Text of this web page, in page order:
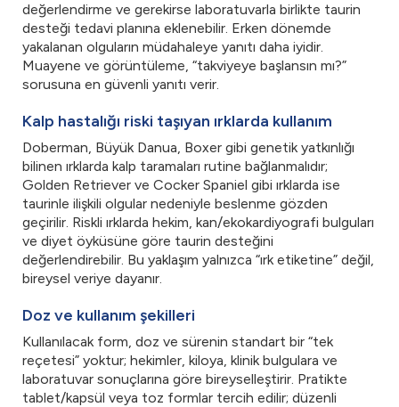
değerlendirme ve gerekirse laboratuvarla birlikte taurin
desteği tedavi planına eklenebilir. Erken dönemde
yakalanan olguların müdahaleye yanıtı daha iyidir.
Muayene ve görüntüleme, “takviyeye başlansın mı?”
sorusuna en güvenli yanıtı verir.
Kalp hastalığı riski taşıyan ırklarda kullanım
Doberman, Büyük Danua, Boxer gibi genetik yatkınlığı
bilinen ırklarda kalp taramaları rutine bağlanmalıdır;
Golden Retriever ve Cocker Spaniel gibi ırklarda ise
taurinle ilişkili olgular nedeniyle beslenme gözden
geçirilir. Riskli ırklarda hekim, kan/ekokardiyografi bulguları
ve diyet öyküsüne göre taurin desteğini
değerlendirebilir. Bu yaklaşım yalnızca “ırk etiketine” değil,
bireysel veriye dayanır.
Doz ve kullanım şekilleri
Kullanılacak form, doz ve sürenin standart bir “tek
reçetesi” yoktur; hekimler, kiloya, klinik bulgulara ve
laboratuvar sonuçlarına göre bireyselleştirir. Pratikte
tablet/kapsül veya toz formlar tercih edilir; düzenli